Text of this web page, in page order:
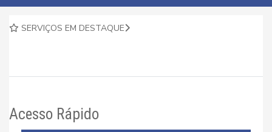
SERVIÇOS EM DESTAQUE
Acesso Rápido